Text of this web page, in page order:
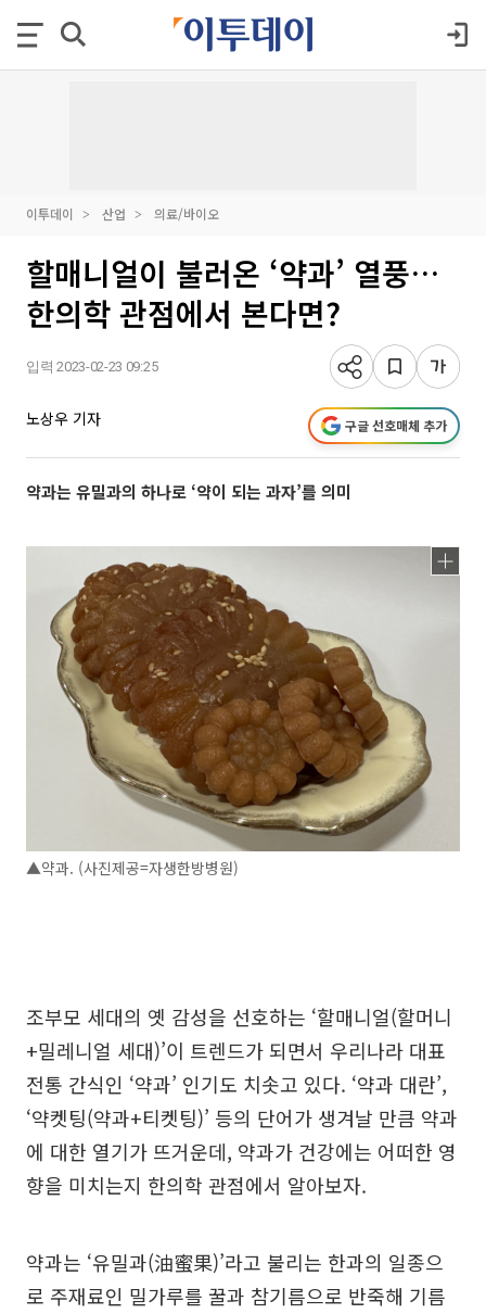
이투데이 산업 의료/바이오
할매니얼이 불러온 ‘약과’ 열풍…
한의학 관점에서 본다면?
입력 2023-02-23 09:25
노상우 기자 구글 선호매체 추가
약과는 유밀과의 하나로 ‘약이 되는 과자’를 의미
▲약과. (사진제공=자생한방병원)
조부모 세대의 옛 감성을 선호하는 ‘할매니얼(할머니
+밀레니얼 세대)’이 트렌드가 되면서 우리나라 대표
전통 간식인 ‘약과’ 인기도 치솟고 있다. ‘약과 대란’,
‘약켓팅(약과+티켓팅)’ 등의 단어가 생겨날 만큼 약과
에 대한 열기가 뜨거운데, 약과가 건강에는 어떠한 영
향을 미치는지 한의학 관점에서 알아보자.
약과는 ‘유밀과(油蜜果)’라고 불리는 한과의 일종으
로 주재료인 밀가루를 꿀과 참기름으로 반죽해 기름